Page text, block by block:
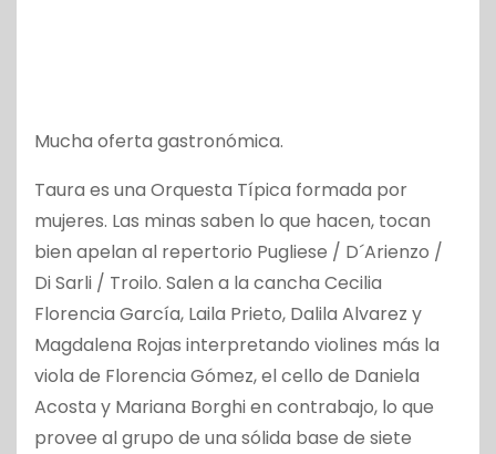
Mucha oferta gastronómica.
Taura es una Orquesta Típica formada por
mujeres. Las minas saben lo que hacen, tocan
bien apelan al repertorio Pugliese / D´Arienzo /
Di Sarli / Troilo. Salen a la cancha Cecilia
Florencia García, Laila Prieto, Dalila Alvarez y
Magdalena Rojas interpretando violines más la
viola de Florencia Gómez, el cello de Daniela
Acosta y Mariana Borghi en contrabajo, lo que
provee al grupo de una sólida base de siete